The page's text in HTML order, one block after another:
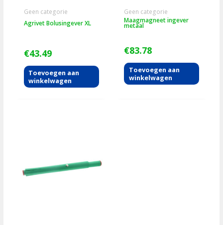
Geen categorie
Agrivet Bolusingever XL
€43.49
Toevoegen aan
winkelwagen
Geen categorie
Maagmagneet ingever
metaal
€83.78
Toevoegen aan
winkelwagen